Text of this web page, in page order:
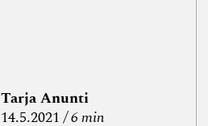
Tarja Anunti
14.5.2021
6 min